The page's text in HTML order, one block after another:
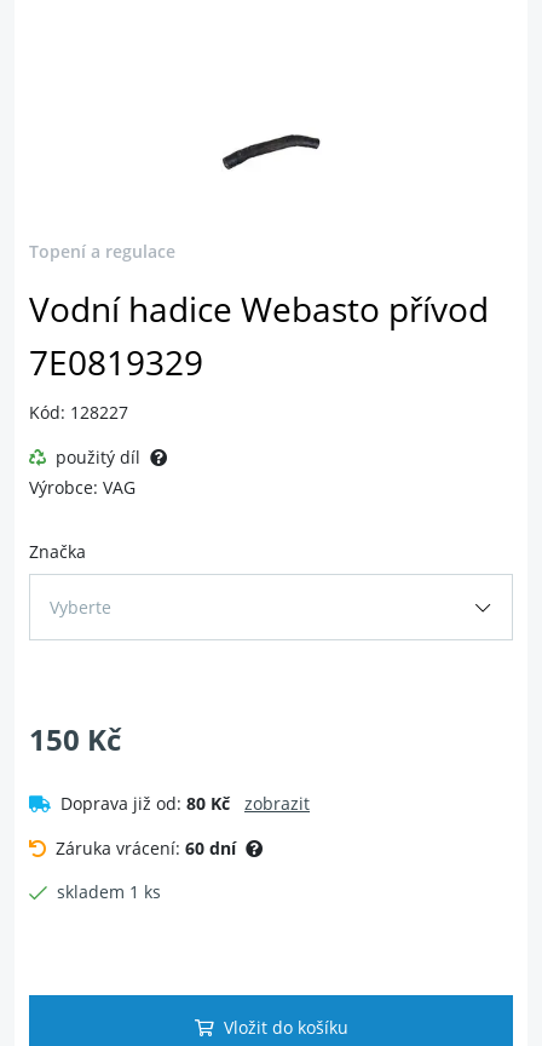
Topení a regulace
Vodní hadice Webasto přívod
7E0819329
Kód: 128227
použitý díl
Výrobce: VAG
Značka
Vyberte
150 Kč
Doprava již od: 80 Kč
zobrazit
Záruka vrácení: 60 dní
skladem 1 ks
Vložit do košíku